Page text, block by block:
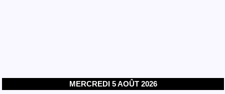
MERCREDI 5 AOÛT 2026